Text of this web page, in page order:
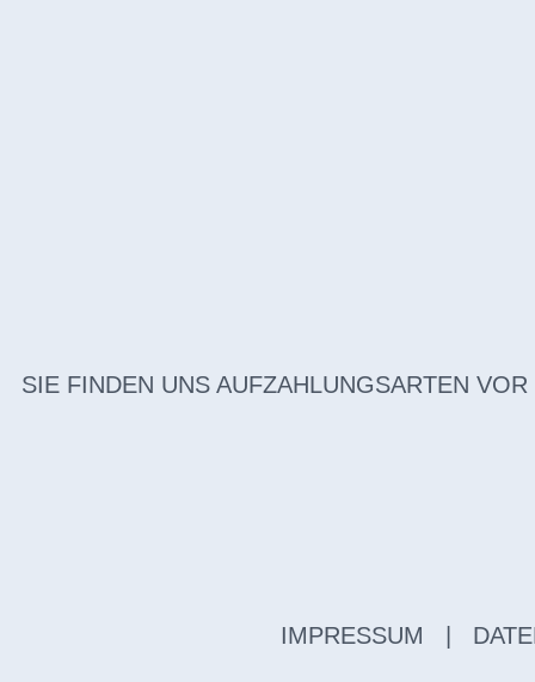
SIE FINDEN UNS AUFZAHLUNGSARTEN VOR
IMPRESSUM